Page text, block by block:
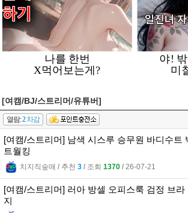
[여캠/BJ/스트리머/유튜버]
열람:2차감
[여캠/스트리머] 남색 시스루 승무원 바디수트
트월킹
치지직숲매 l 추천 3 l 조회 1370 l 26-07-21
[여캠/스트리머] 러아 방셀 오피스룩 검정 브라
지